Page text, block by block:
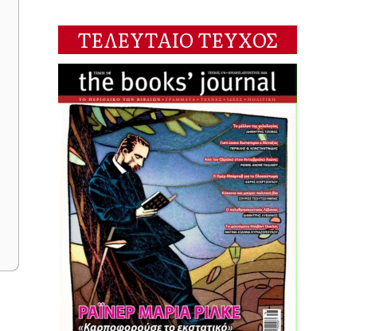
ΤΕΛΕΥΤΑΙΟ ΤΕΥΧΟΣ